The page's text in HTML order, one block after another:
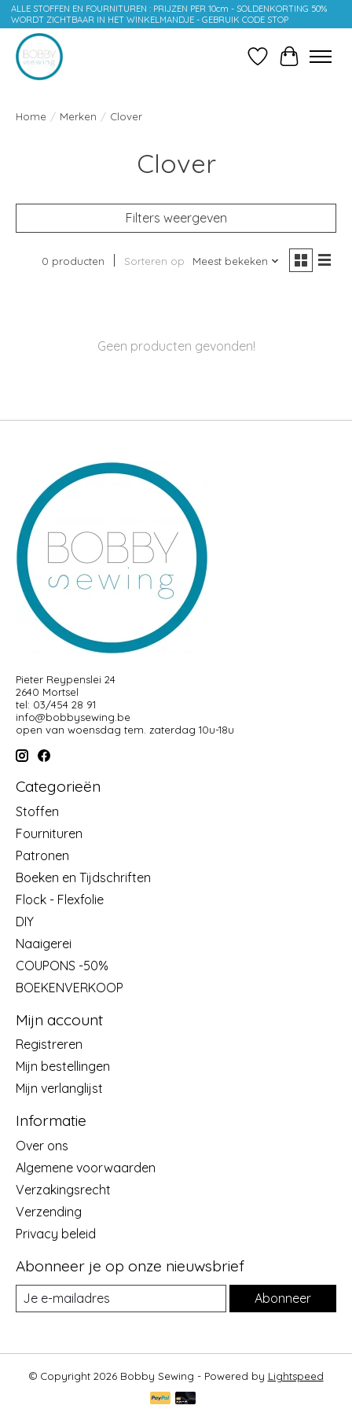
ALLE STOFFEN EN FOURNITUREN : PRIJZEN PER 10cm - SOLDENKORTING 50%
WORDT ZICHTBAAR IN HET WINKELMANDJE - GEBRUIK CODE STOP
Verlanglijst
Home / Merken / Clover
Clover
Filters weergeven
0 producten Sorteren op Meest bekeken
Geen producten gevonden!
Pieter Reypenslei 24
2640 Mortsel
tel: 03/454 28 91
info@bobbysewing.be
open van woensdag tem. zaterdag 10u-18u
Categorieën
Stoffen
Fournituren
Patronen
Boeken en Tijdschriften
Flock - Flexfolie
DIY
Naaigerei
COUPONS -50%
BOEKENVERKOOP
Mijn account
Registreren
Mijn bestellingen
Mijn verlanglijst
Informatie
Over ons
Algemene voorwaarden
Verzakingsrecht
Verzending
Privacy beleid
Abonneer je op onze nieuwsbrief
Abonneer
© Copyright 2026 Bobby Sewing - Powered by Lightspeed